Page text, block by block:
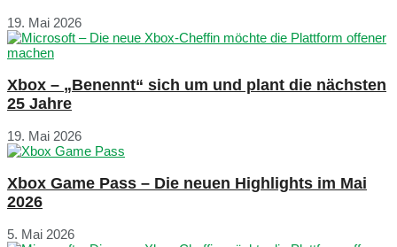
19. Mai 2026
Xbox – „Benennt“ sich um und plant die nächsten
25 Jahre
19. Mai 2026
Xbox Game Pass – Die neuen Highlights im Mai
2026
5. Mai 2026